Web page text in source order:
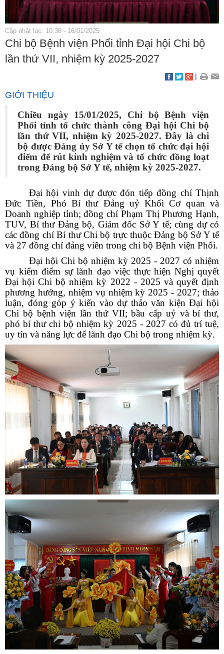
Cập nhật lúc: 10:38 - 16/01/2025
Chi bộ Bệnh viện Phổi tỉnh Đại hội Chi bộ
lần thứ VII, nhiệm kỳ 2025-2027
|
GIỚI THIỆU
Chiều ngày 15/01/2025, Chi bộ Bệnh viện
Phổi tỉnh tổ chức thành công Đại hội Chi bộ
lần thứ VII, nhiệm kỳ 2025-2027. Đây là chi
bộ được Đảng ủy Sở Y tế chọn tổ chức đại hội
điểm để rút kinh nghiệm và tổ chức đồng loạt
trong Đảng bộ Sở Y tế, nhiệm kỳ 2025-2027.
Đại hội vinh dự được đón tiếp đồng chí Thịnh
Đức Tiền, Phó Bí thư Đảng uỷ Khối Cơ quan và
Doanh nghiệp tỉnh; đồng chí Phạm Thị Phương Hạnh,
TUV, Bí thư Đảng bộ, Giám đốc Sở Y tế; cùng dự có
các đồng chí Bí thư Chi bộ trực thuộc Đảng bộ Sở Y tế
và 27 đồng chí đảng viên trong chi bộ Bệnh viện Phổi.
Đại hội Chi bộ nhiệm kỳ 2025 - 2027 có nhiệm
vụ kiểm điểm sự lãnh đạo việc thực hiện Nghị quyết
Đại hội Chi bộ nhiệm kỳ 2022 - 2025 và quyết định
phương hướng, nhiệm vụ nhiệm kỳ 2025 - 2027; thảo
luận, đóng góp ý kiến vào dự thảo văn kiện Đại hội
Chi bộ bệnh viện lần thứ VII; bầu cấp uỷ và bí thư,
phó bí thư chi bộ nhiệm kỳ 2025 - 2027 có đủ trí tuệ,
uy tín và năng lực để lãnh đạo Chi bộ trong nhiệm kỳ.